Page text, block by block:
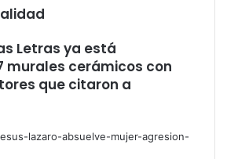
Letras ya está
murales cerámicos con
que citaron a